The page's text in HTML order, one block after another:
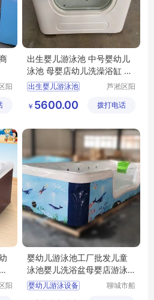
阳
馆
出生婴儿游泳池 中号婴幼儿
泳池 母婴店幼儿洗澡浴缸 水
育设备
出生婴儿游泳池
母婴店幼儿洗澡浴缸
芦淞区阳
童游泳馆
￥ 5600.00 拨打电话
阳
婴幼儿游泳池工厂批发儿童
泳池婴儿洗浴盆母婴店游泳
设备
婴幼儿游泳设备
聊城市船